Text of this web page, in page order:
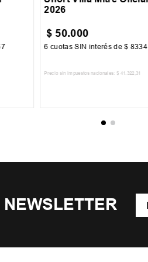
2026
$ 50.000
6 cuotas SIN interés de$ 8334
Precio sin impuestos nacionales: $ 41 322 ,31